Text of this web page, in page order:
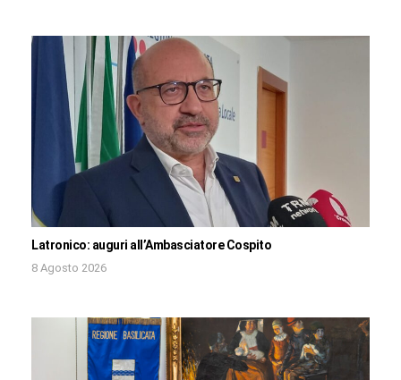
Latronico: auguri all’Ambasciatore Cospito
8 Agosto 2026